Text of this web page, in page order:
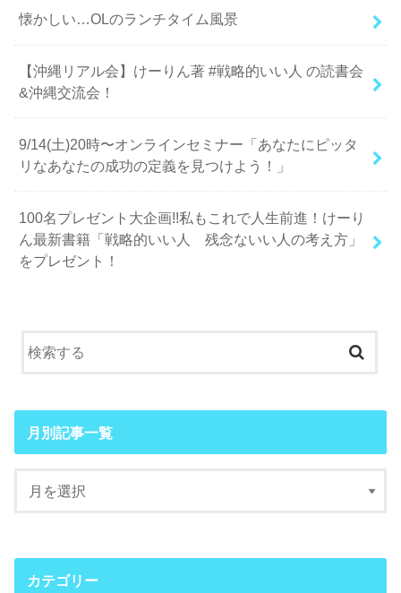
懐かしい…OLのランチタイム風景
【沖縄リアル会】けーりん著 #戦略的いい人 の読書会
&沖縄交流会！
9/14(土)20時〜オンラインセミナー「あなたにピッタ
リなあなたの成功の定義を見つけよう！」
100名プレゼント大企画!!私もこれで人生前進！けーり
ん最新書籍「戦略的いい人 残念ないい人の考え方」
をプレゼント！
月別記事一覧
カテゴリー